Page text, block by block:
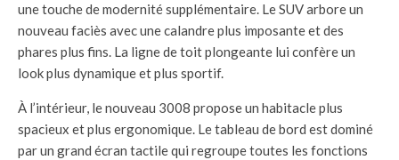
une touche de modernité supplémentaire. Le SUV arbore un
nouveau faciès avec une calandre plus imposante et des
phares plus fins. La ligne de toit plongeante lui confère un
look plus dynamique et plus sportif.
À l’intérieur, le nouveau 3008 propose un habitacle plus
spacieux et plus ergonomique. Le tableau de bord est dominé
par un grand écran tactile qui regroupe toutes les fonctions